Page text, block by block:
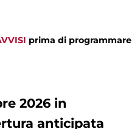
prima di programmare
2026 in
anticipata